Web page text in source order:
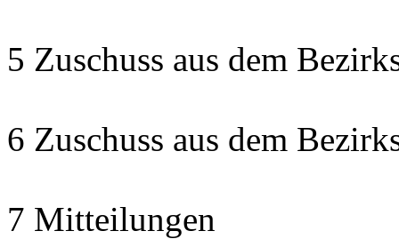
5 Zuschuss aus dem
6 Zuschuss aus dem
7 Mitteilungen